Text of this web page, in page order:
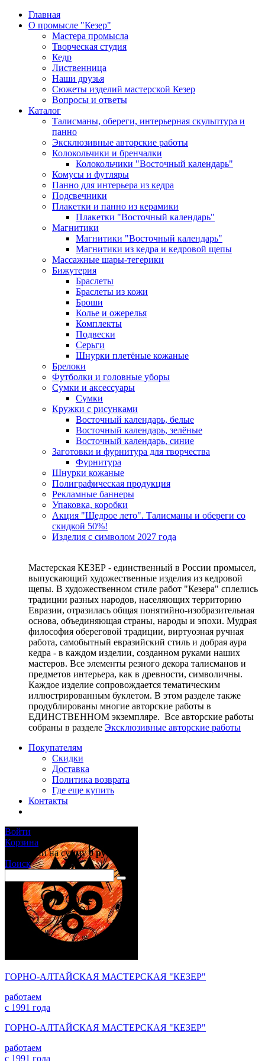
Главная
О промысле "Кезер"
Мастера промысла
Творческая студия
Кедр
Лиственница
Наши друзья
Сюжеты изделий мастерской Кезер
Вопросы и ответы
Каталог
Талисманы, обереги, интерьерная скульптура и
панно
Эксклюзивные авторские работы
Колокольчики и бренчалки
Колокольчики "Восточный календарь"
Комусы и футляры
Панно для интерьера из кедра
Подсвечники
Плакетки и панно из керамики
Плакетки "Восточный календарь"
Магнитики
Магнитики "Восточный календарь"
Магнитики из кедра и кедровой щепы
Массажные шары-тегерики
Бижутерия
Браслеты
Браслеты из кожи
Броши
Колье и ожерелья
Комплекты
Подвески
Серьги
Шнурки плетёные кожаные
Брелоки
Футболки и головные уборы
Сумки и аксессуары
Сумки
Кружки с рисунками
Восточный календарь, белые
Восточный календарь, зелёные
Восточный календарь, синие
Заготовки и фурнитура для творчества
Фурнитура
Шнурки кожаные
Полиграфическая продукция
Рекламные баннеры
Упаковка, коробки
Акция "Щедрое лето". Талисманы и обереги со
скидкой 50%!
Изделия с символом 2027 года
Мастерская КЕЗЕР - единственный в России промысел,
выпускающий художественные изделия из кедровой
щепы. В художественном стиле работ "Кезера" сплелись
традиции разных народов, населяющих территорию
Евразии, отразилась общая понятийно-изобразительная
основа, объединяющая страны, народы и эпохи. Мудрая
философия обереговой традиции, виртуозная ручная
работа, самобытный евразийский стиль и добрая аура
кедра - в каждом изделии, созданном руками наших
мастеров. Все элементы резного декора талисманов и
предметов интерьера, как в древности, символичны.
Каждое изделие сопровождается тематическим
иллюстрированным буклетом. В этом разделе также
продублированы многие авторские работы в
ЕДИНСТВЕННОМ экземпляре. Все авторские работы
собраны в разделе Эксклюзивные авторские работы
Покупателям
Скидки
Доставка
Политика возврата
Где еще купить
Контакты
Войти
Корзина
0 позицийна сумму0 руб.
Поиск
ГОРНО-АЛТАЙСКАЯ МАСТЕРСКАЯ "КЕЗЕР"
работаем
с 1991 года
ГОРНО-АЛТАЙСКАЯ МАСТЕРСКАЯ "КЕЗЕР"
работаем
с 1991 года